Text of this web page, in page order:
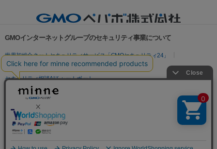
GMOインターネットグループのセキュリティ事業について
世界初総合ネットセキュリティサービス「GMOセキュリティ24」
パスワード漏洩診断
Webサイトリスク診断
セキュリティ相談AIチャットボット
実在証明・盗聴対策
サイバー攻撃対策（GMO Flatt Security）
セキュリティ事業の軌跡